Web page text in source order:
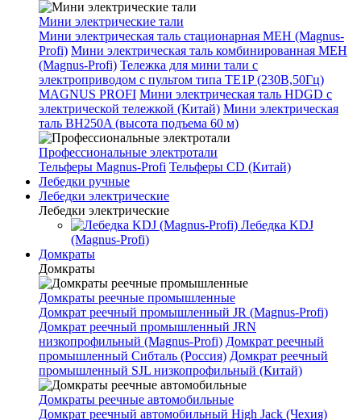
Мини электрические тали
Мини электрическая таль стационарная МЕН (Magnus-
Profi) Мини электрическая таль комбинированная МЕН
(Magnus-Profi) Тележка для мини тали с
электроприводом с пультом типа TE1P (230В,50Гц)
MAGNUS PROFI Мини электрическая таль HDGD с
электрической тележкой (Китай) Мини электрическая
таль BH250A (высота подъема 60 м)
Профессиональные электротали
Тельферы Magnus-Profi Тельферы CD (Китай)
Лебедки ручные
Лебедки электрические
Лебедки электрические
Лебедка KDJ
(Magnus-Profi)
Домкраты
Домкраты
Домкраты реечные промышленные
Домкрат реечный промышленный JR (Magnus-Profi)
Домкрат реечный промышленный JRN
низкопрофильный (Magnus-Profi) Домкрат реечный
промышленный Сибталь (Россия) Домкрат реечный
промышленный SJL низкопрофильный (Китай)
Домкраты реечные автомобильные
Домкрат реечный автомобильный High Jack (Чехия)